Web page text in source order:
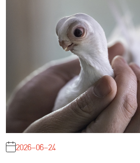
2026-06-24